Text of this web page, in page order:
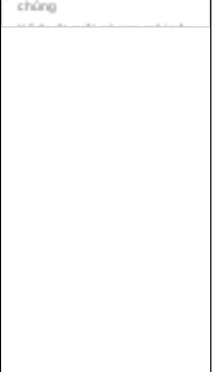
Kỹ thuật nuôi gà con mới nở